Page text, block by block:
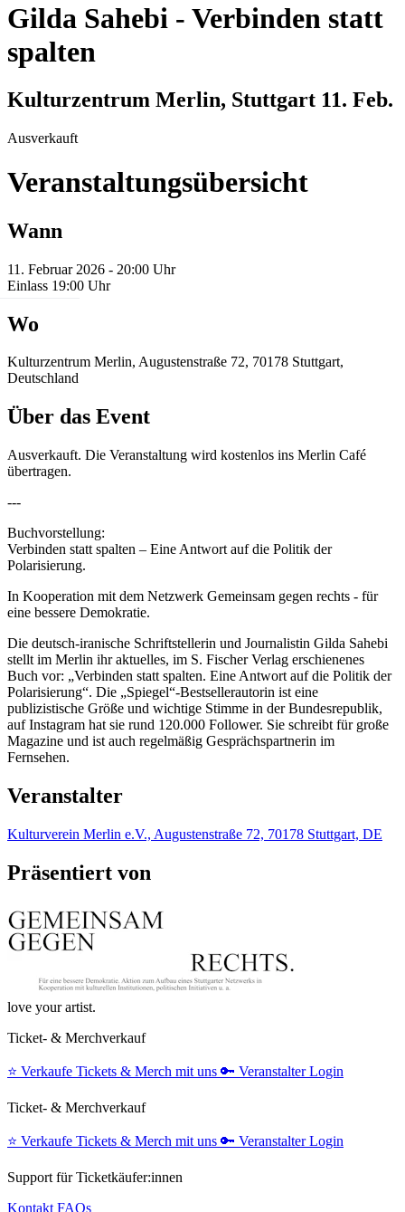
Gilda Sahebi - Verbinden statt
spalten
Kulturzentrum Merlin, Stuttgart 11. Feb.
Ausverkauft
Veranstaltungsübersicht
Wann
11. Februar 2026 - 20:00 Uhr
Einlass 19:00 Uhr
Wo
Kulturzentrum Merlin, Augustenstraße 72, 70178 Stuttgart,
Deutschland
Über das Event
Ausverkauft. Die Veranstaltung wird kostenlos ins Merlin Café
übertragen.
---
Buchvorstellung:
Verbinden statt spalten – Eine Antwort auf die Politik der
Polarisierung.
In Kooperation mit dem Netzwerk Gemeinsam gegen rechts - für
eine bessere Demokratie.
Die deutsch-iranische Schriftstellerin und Journalistin Gilda Sahebi
stellt im Merlin ihr aktuelles, im S. Fischer Verlag erschienenes
Buch vor: „Verbinden statt spalten. Eine Antwort auf die Politik der
Polarisierung“. Die „Spiegel“-Bestsellerautorin ist eine
publizistische Größe und wichtige Stimme in der Bundesrepublik,
auf Instagram hat sie rund 120.000 Follower. Sie schreibt für große
Magazine und ist auch regelmäßig Gesprächspartnerin im
Fernsehen.
Veranstalter
Kulturverein Merlin e.V., Augustenstraße 72, 70178 Stuttgart, DE
Präsentiert von
love your artist.
Ticket- & Merchverkauf
⭐️ Verkaufe Tickets & Merch mit uns 🔑 Veranstalter Login
Ticket- & Merchverkauf
⭐️ Verkaufe Tickets & Merch mit uns 🔑 Veranstalter Login
Support für Ticketkäufer:innen
Kontakt FAQs